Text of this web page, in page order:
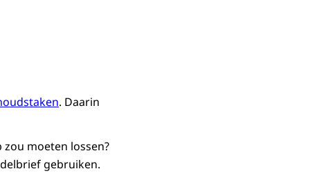
. Daarin
moeten lossen?
gebruiken.